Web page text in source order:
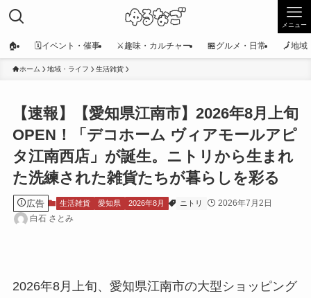
メニュー
🏠 🗓️イベント・催事 ⚔️趣味・カルチャー 🏪グルメ・日常 🗾地域
ホーム 地域・ライフ 生活雑貨
【速報】【愛知県江南市】2026年8月上旬
OPEN！「デコホーム ヴィアモールアピ
タ江南西店」が誕生。ニトリから生まれ
た洗練された雑貨たちが暮らしを彩る
広告 生活雑貨 愛知県 2026年8月 ニトリ
2026年7月2日
白石 さとみ
2026年8月上旬、愛知県江南市の大型ショッピング